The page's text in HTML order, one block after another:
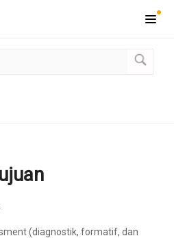
(diagnostik, formatif, dan